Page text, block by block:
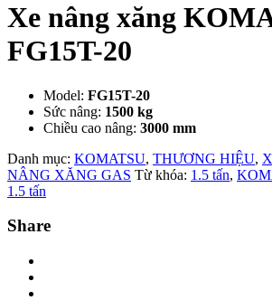
Xe nâng xăng
FG15T-20
Model: FG15T-20
Sức nâng: 1500 kg
Chiều cao nâng: 3000 mm
Danh mục: KOMATSU, THƯƠNG HIỆU,
NÂNG XĂNG GAS Từ khóa: 1.5 tấn,
1.5 tấn
Share